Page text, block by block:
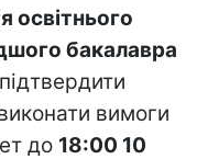
освітнього
бакалавра
вимоги
до 18:00 10